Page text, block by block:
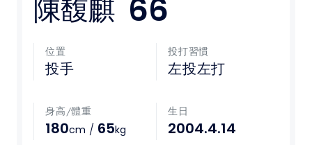
最新消息
下載專區
聯絡我們
陳馥麒 66
位置
投手
投打習慣
左投左打
身高/體重
180cm / 65kg
生日
2004.4.14